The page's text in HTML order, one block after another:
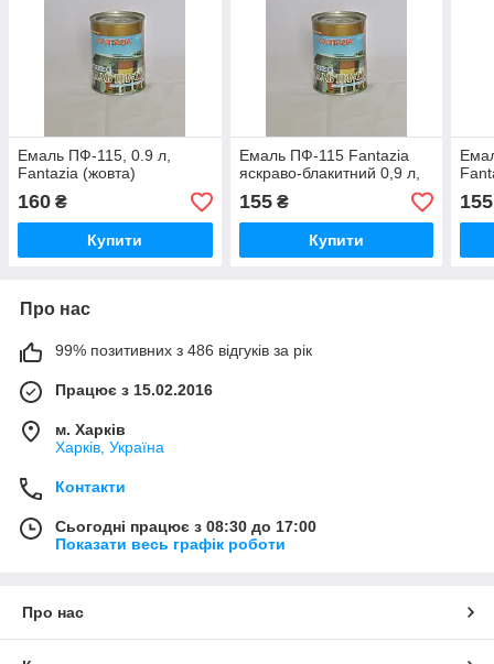
Емаль ПФ-115, 0.9 л,
Fantazia (жовта)
160 ₴
Купити
Емаль ПФ-115 Fantazia
яскраво-блакитний 0,9 л,
155₴
Купити
155
Про нас
99% позитивних з 486 відгуків за рік
Працює з 15.02.2016
м. Харків
Харків, Україна
Контакти
Сьогодні працює з 08:30 до 17:00
Показати весь графік роботи
Про нас